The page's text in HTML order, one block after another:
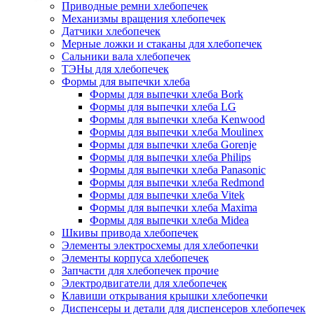
Приводные ремни хлебопечек
Механизмы вращения хлебопечек
Датчики хлебопечек
Мерные ложки и стаканы для хлебопечек
Сальники вала хлебопечек
ТЭНы для хлебопечек
Формы для выпечки хлеба
Формы для выпечки хлеба Bork
Формы для выпечки хлеба LG
Формы для выпечки хлеба Kenwood
Формы для выпечки хлеба Moulinex
Формы для выпечки хлеба Gorenje
Формы для выпечки хлеба Philips
Формы для выпечки хлеба Panasonic
Формы для выпечки хлеба Redmond
Формы для выпечки хлеба Vitek
Формы для выпечки хлеба Maxima
Формы для выпечки хлеба Midea
Шкивы привода хлебопечек
Элементы электросхемы для хлебопечки
Элементы корпуса хлебопечек
Запчасти для хлебопечек прочие
Электродвигатели для хлебопечек
Клавиши открывания крышки хлебопечки
Диспенсеры и детали для диспенсеров хлебопечек